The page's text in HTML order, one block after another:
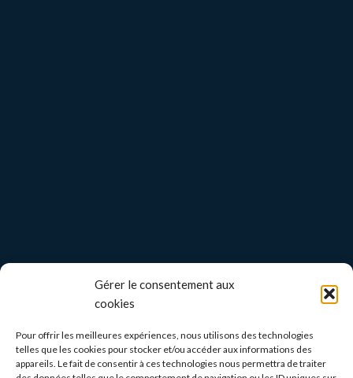
Gérer le consentement aux
cookies
Pour offrir les meilleures expériences, nous utilisons des technologies
telles que les cookies pour stocker et/ou accéder aux informations des
appareils. Le fait de consentir à ces technologies nous permettra de traiter